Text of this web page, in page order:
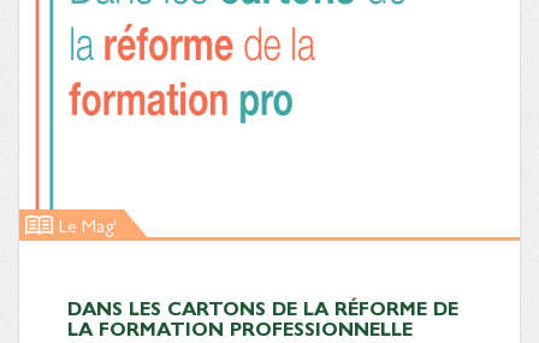
Le Mag'
DANS LES CARTONS DE LA RÉFORME DE
LA FORMATION PROFESSIONNELLE